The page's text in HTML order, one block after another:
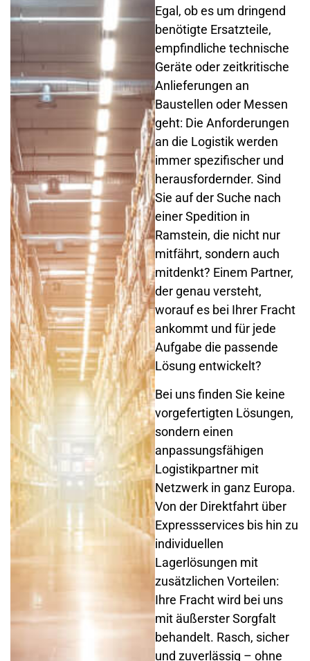
Egal, ob es um dringend
benötigte Ersatzteile,
empfindliche technische
Geräte oder zeitkritische
Anlieferungen an
Baustellen oder Messen
geht: Die Anforderungen
an die Logistik werden
immer spezifischer und
herausfordernder. Sind
Sie auf der Suche nach
einer Spedition in
Ramstein, die nicht nur
mitfährt, sondern auch
mitdenkt? Einem Partner,
der genau versteht,
worauf es bei Ihrer Fracht
ankommt und für jede
Aufgabe die passende
Lösung entwickelt?
Bei uns finden Sie keine
vorgefertigten Lösungen,
sondern einen
anpassungsfähigen
Logistikpartner mit
Netzwerk in ganz Europa.
Von der Direktfahrt über
Expressservices bis hin zu
individuellen
Lagerlösungen mit
zusätzlichen Vorteilen:
Ihre Fracht wird bei uns
mit äußerster Sorgfalt
behandelt. Rasch, sicher
und zuverlässig – ohne